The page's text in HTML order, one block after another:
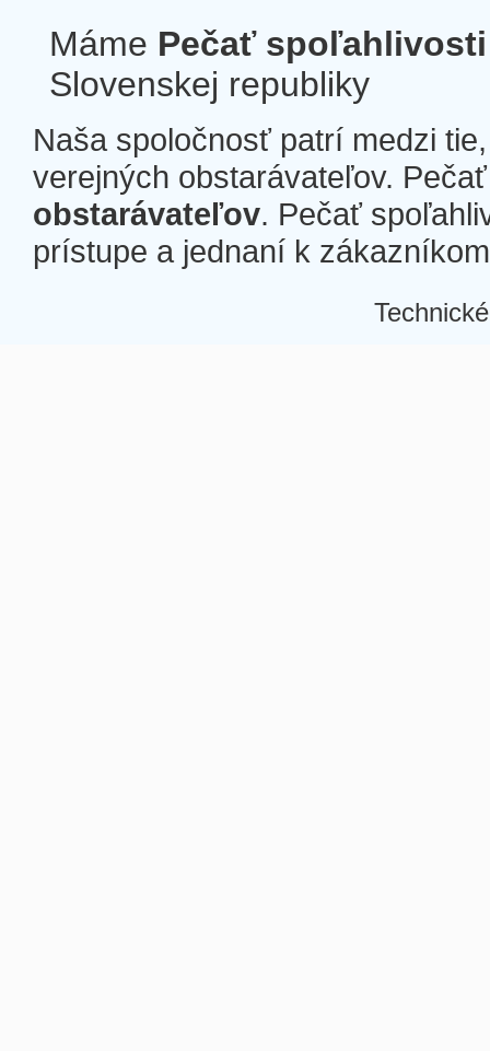
Máme Pečať spoľahlivosti
Slovenskej republiky
Naša spoločnosť patrí medzi
verejných obstarávateľov.
obstarávateľov. Pečať
prístupe a jednaní k